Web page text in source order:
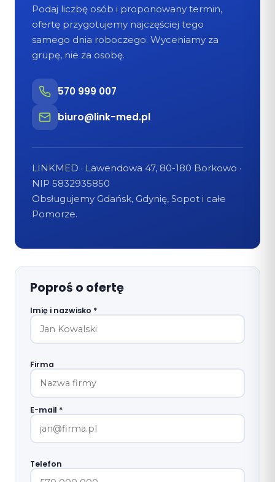
Podaj liczbę osób i proponowany termin,
ofertę przygotujemy najczęściej tego
samego dnia roboczego. Wyceniamy za
grupę, nie za osobę.
570 999 007
biuro@link-med.pl
LINKMED · Lawendowa 47, 80-180 Borkowo ·
NIP 5832935850
Obsługujemy Gdańsk, Gdynię, Sopot i całe
Pomorze.
Poproś o ofertę
Imię i nazwisko *
Firma
E-mail *
Telefon